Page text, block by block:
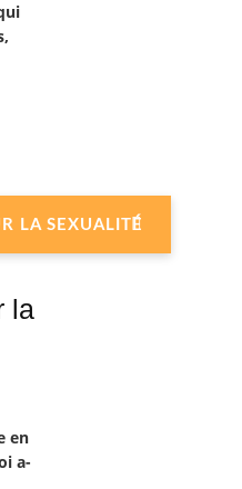
LA SEXUALITÉ
la
en
a-